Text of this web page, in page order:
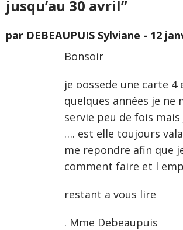
jusqu’au 30 avril”
par DEBEAUPUIS Sylviane - 12
Bonsoir
je oossede une carte 4
quelques années je ne
servie peu de fois
…. est elle toujours
me repondre afin que
comment faire et l
restant a vous lire
. Mme Debeaupuis